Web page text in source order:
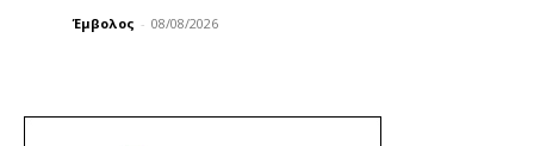
Έμβολος - 08/08/2026